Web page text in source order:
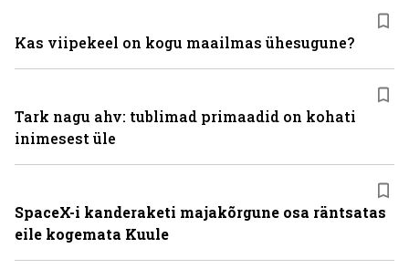
Kas viipekeel on kogu maailmas ühesugune?
Tark nagu ahv: tublimad primaadid on kohati
inimesest üle
SpaceX-i kanderaketi majakõrgune osa räntsatas
eile kogemata Kuule